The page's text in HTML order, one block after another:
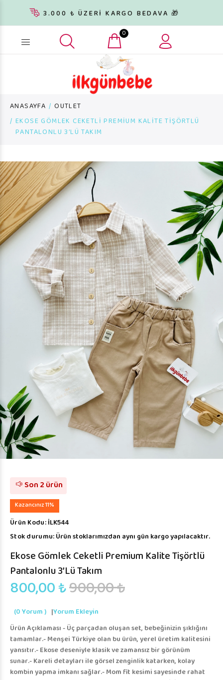
3.000 ₺ ÜZERİ KARGO BEDAVA 🎁
Ürün arama... 0
ANASAYFA
OUTLET
EKOSE GÖMLEK CEKETLİ PREMİUM KALİTE TİŞÖRTLÜ
PANTALONLU 3’LÜ TAKIM
Son 2 ürün
Kazancınız 11%
Ürün Kodu:İLK544
Stok durumu:Ürün stoklarımızdan aynı gün kargo yapılacaktır.
Ekose Gömlek Ceketli Premium Kalite Tişörtlü
Pantalonlu 3’lü Takım
800,00 ₺900,00 ₺
(0 Yorum ) |Yorum Ekleyin
Ürün Açıklaması - Üç parçadan oluşan set, bebeğinizin şıklığını
tamamlar.- Menşei Türkiye olan bu ürün, yerel üretim kalitesini
yansıtır.- Ekose deseniyle klasik ve zamansız bir görünüm
sunar.- Kareli detayları ile görsel zenginlik katarken, kolay
kombin yapma imkanı sağlar.- Mom fit kesimi sayesinde rahat